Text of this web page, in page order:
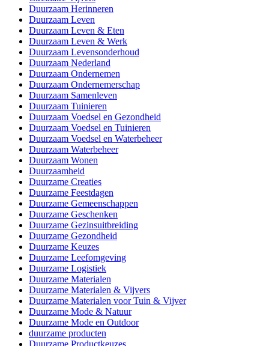
Duurzaam Herinneren
Duurzaam Leven
Duurzaam Leven & Eten
Duurzaam Leven & Werk
Duurzaam Levensonderhoud
Duurzaam Nederland
Duurzaam Ondernemen
Duurzaam Ondernemerschap
Duurzaam Samenleven
Duurzaam Tuinieren
Duurzaam Voedsel en Gezondheid
Duurzaam Voedsel en Tuinieren
Duurzaam Voedsel en Waterbeheer
Duurzaam Waterbeheer
Duurzaam Wonen
Duurzaamheid
Duurzame Creaties
Duurzame Feestdagen
Duurzame Gemeenschappen
Duurzame Geschenken
Duurzame Gezinsuitbreiding
Duurzame Gezondheid
Duurzame Keuzes
Duurzame Leefomgeving
Duurzame Logistiek
Duurzame Materialen
Duurzame Materialen & Vijvers
Duurzame Materialen voor Tuin & Vijver
Duurzame Mode & Natuur
Duurzame Mode en Outdoor
duurzame producten
Duurzame Productkeuzes